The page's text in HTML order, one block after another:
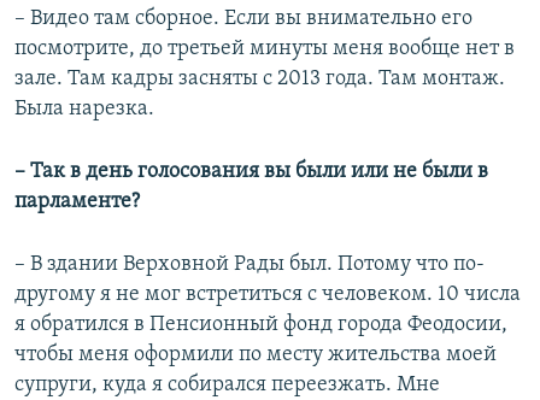
– Видео там сборное. Если вы внимательно его
посмотрите, до третьей минуты меня вообще нет в
зале. Там кадры засняты с 2013 года. Там монтаж.
Была нарезка.
– Так в день голосования вы были или не были в
парламенте?
– В здании Верховной Рады был. Потому что по-
другому я не мог встретиться с человеком. 10 числа
я обратился в Пенсионный фонд города Феодосии,
чтобы меня оформили по месту жительства моей
супруги, куда я собирался переезжать. Мне